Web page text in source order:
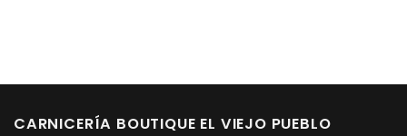
CARNICERÍA BOUTIQUE EL VIEJO PUEBLO